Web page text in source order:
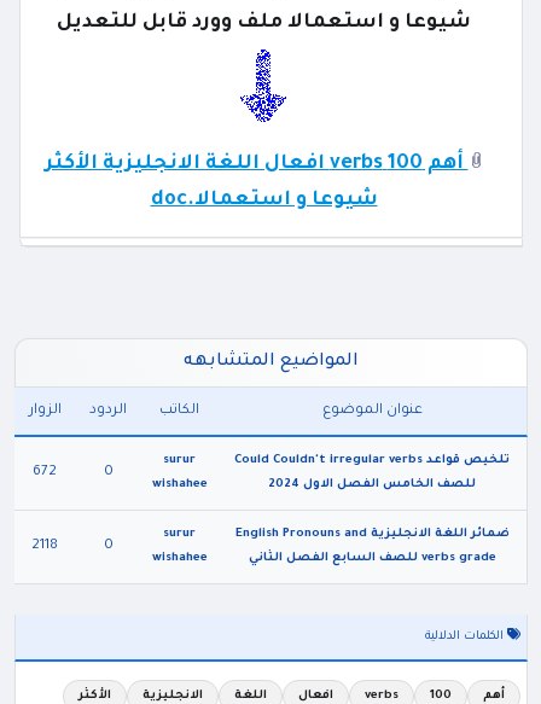
شيوعا و استعمالا ملف وورد قابل للتعديل
أهم 100 verbs افعال اللغة الانجليزية الأكثر
شيوعا و استعمالا.doc
المواضيع المتشابهه
عنوان الموضوع الكاتب الردود الزوار
تلخيص قواعد Could Couldn't irregular verbs
للصف الخامس الفصل الاول 2024
surur
wishahee
0
672
ضمائر اللغة الانجليزية English Pronouns and
verbs grade للصف السابع الفصل الثاني
surur
wishahee
0
2118
الكلمات الدلالية
أهم 100
verbs افعال اللغة الانجليزية الأكثر